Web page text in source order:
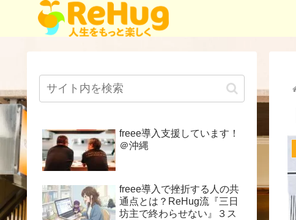
freee導入支援しています！
＠沖縄
freee導入で挫折する人の共
通点とは？ReHug流『三日
坊主で終わらせない』３ス